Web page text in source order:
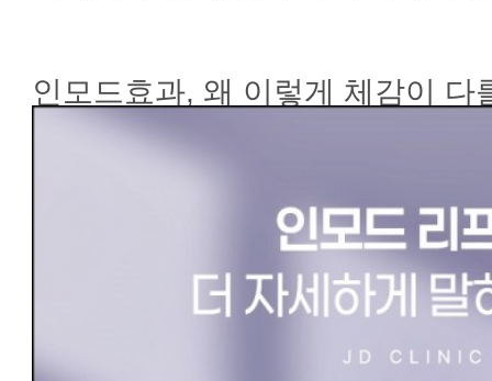
인모드효과, 왜 이렇게 체감이 다